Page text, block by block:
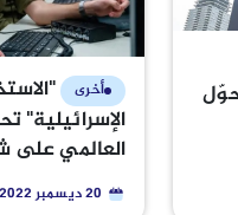
أخرى
الإسرائيلية"
العالمي على
20 ديسمبر 2022